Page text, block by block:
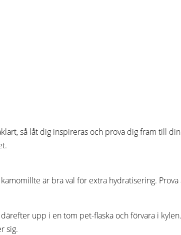
så låt dig inspireras och prova dig fram till
är bra val för extra hydratisering.
upp i en tom pet-flaska och förvara i
sig.